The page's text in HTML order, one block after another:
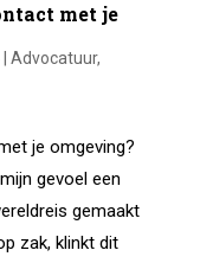
met je
| Advocatuur,
je omgeving?
gevoel een
gemaakt
zak, klinkt dit